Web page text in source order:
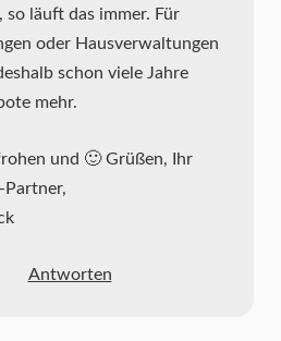
so läuft das immer. Für
oder Hausverwaltungen
schon viele Jahre
mehr.
und 🙂 Grüßen, Ihr
Antworten